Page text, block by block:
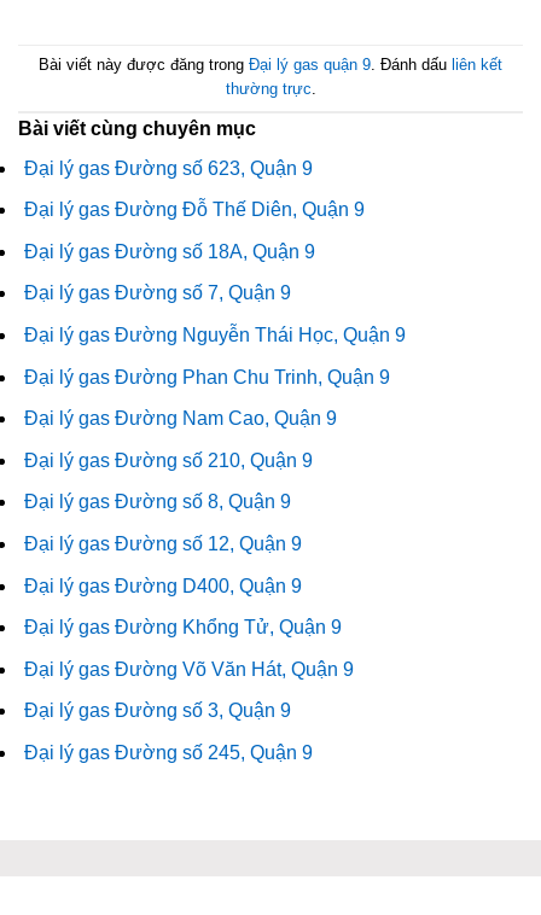
Bài viết này được đăng trong Đại lý gas quận 9 . Đánh dấu liên kết
thường trực
Bài viết cùng chuyên mục
Đại lý gas Đường số 623, Quận 9
Đại lý gas Đường Đỗ Thế Diên, Quận 9
Đại lý gas Đường số 18A, Quận 9
Đại lý gas Đường số 7, Quận 9
Đại lý gas Đường Nguyễn Thái Học, Quận 9
Đại lý gas Đường Phan Chu Trinh, Quận 9
Đại lý gas Đường Nam Cao, Quận 9
Đại lý gas Đường số 210, Quận 9
Đại lý gas Đường số 8, Quận 9
Đại lý gas Đường số 12, Quận 9
Đại lý gas Đường D400, Quận 9
Đại lý gas Đường Khổng Tử, Quận 9
Đại lý gas Đường Võ Văn Hát, Quận 9
Đại lý gas Đường số 3, Quận 9
Đại lý gas Đường số 245, Quận 9